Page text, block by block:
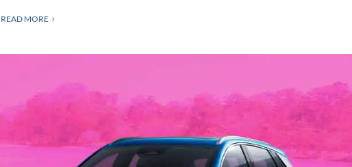
READ MORE